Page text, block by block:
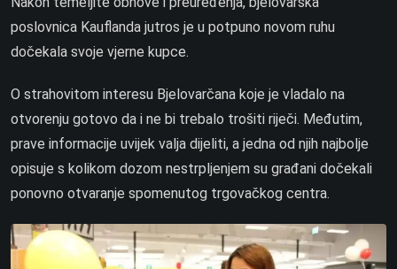
poslovnica Kauflanda jutros je u potpuno novom ruhu
dočekala svoje vjerne kupce.
O strahovitom interesu Bjelovarčana koje je vladalo na
otvorenju gotovo da i ne bi trebalo trošiti riječi. Međutim,
prave informacije uvijek valja dijeliti, a jedna od njih najbolje
opisuje s kolikom dozom nestrpljenjem su građani dočekali
ponovno otvaranje spomenutog trgovačkog centra.